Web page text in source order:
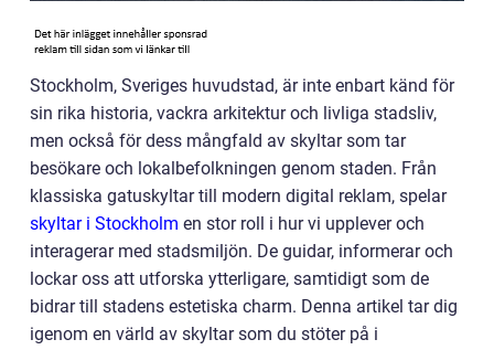
Stockholm, Sveriges huvudstad, är inte enbart känd för
sin rika historia, vackra arkitektur och livliga stadsliv,
men också för dess mångfald av skyltar som tar
besökare och lokalbefolkningen genom staden. Från
klassiska gatuskyltar till modern digital reklam, spelar
skyltar i Stockholm en stor roll i hur vi upplever och
interagerar med stadsmiljön. De guidar, informerar och
lockar oss att utforska ytterligare, samtidigt som de
bidrar till stadens estetiska charm. Denna artikel tar dig
igenom en värld av skyltar som du stöter på i